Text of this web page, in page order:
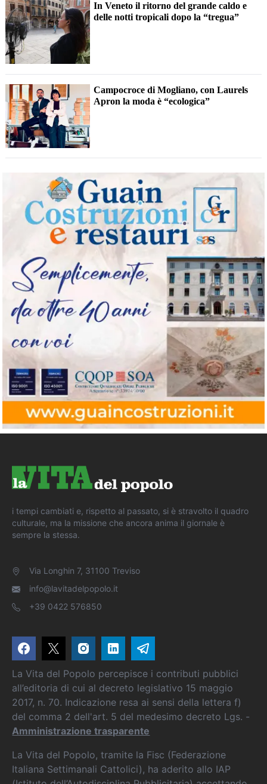
In Veneto il ritorno del grande caldo e
delle notti tropicali dopo la “tregua”
Campocroce di Mogliano, con Laurels
Apron la moda è “ecologica”
i tempi cambiati e, rispetto al passato, si è stravolto il quadro
culturale, ma la missione che ancora anima il giornale è
sempre la stessa.
Via Longhin 7, 31100 Treviso
info@lavitadelpopolo.it
+39 0422 576850
La Vita del Popolo percepisce i contributi pubblici
all’editoria di cui al decreto legislativo 15 maggio
2017, n. 70. Indicazione resa ai sensi della lettera f)
del comma 2 dell'art. 5 del medesimo decreto Lgs. -
Amministrazione trasparente
La Vita del Popolo, tramite la Fisc (Federazione
Italiana Settimanali Cattolici), ha aderito allo IAP